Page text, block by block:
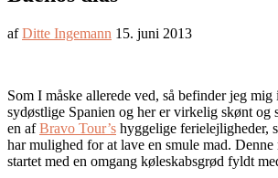
afDitte Ingemann 15. juni 2013
Som I måske allerede ved, så befinder jeg mig i
sydøstlige Spanien og her er virkelig skønt og
en afBravo Tour’s hyggelige ferielejligheder,
har mulighed for at lave en smule mad.
startet med en omgang køleskabsgrød fyldt